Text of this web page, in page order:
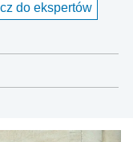
do ekspertów